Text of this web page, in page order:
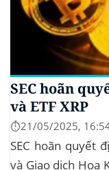
SEC hoãn
và ETF XRP
⏱️21/05/2025,
SEC hoãn quyết
và Giao dịch Hoa